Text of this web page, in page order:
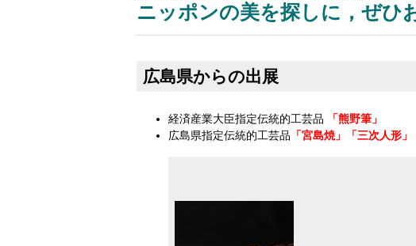
ニッポンの美を探しに，ぜひ
広島県からの出展
経済産業大臣指定伝統的工芸品
「熊野筆」
広島県指定伝統的工芸品 「宮島焼」「三次人形」